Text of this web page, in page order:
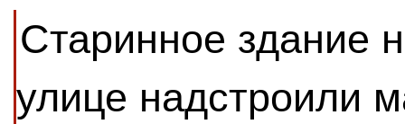
Старинное здание
улице надстроили